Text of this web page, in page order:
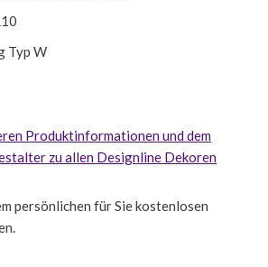
Typ W
Produktinformationen und dem
zu allen Designline Dekoren
persönlichen für Sie kostenlosen